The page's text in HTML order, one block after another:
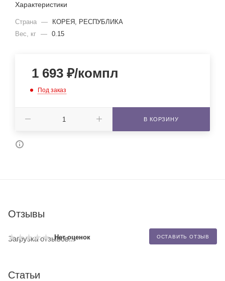
Характеристики
Страна —
КОРЕЯ, РЕСПУБЛИКА
Вес, кг — 0.15
1 693 ₽/компл
Под заказ
В КОРЗИНУ
Отзывы
Нет оценок ОСТАВИТЬ ОТЗЫВ
Загрузка отзывов...
Статьи